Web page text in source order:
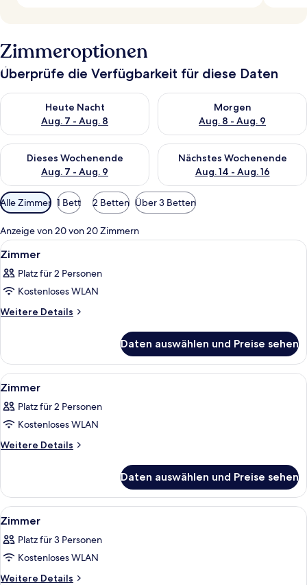
Zimmeroptionen
Überprüfe die Verfügbarkeit für diese Daten
Heute Nacht
Aug. 7 - Aug. 8
Überprüfe die Verfügbarkeit für heute Nacht, Aug. 7 - Aug. 8.
Morgen
Aug. 8 - Aug. 9
Überprüfe die Verfügbarkeit
Dieses Wochenende
Aug. 7 - Aug. 9
Überprüfe die Verfügbarkeit für dieses Wochenende, Aug. 7
Nächstes Wochenende
Aug. 14 - Aug. 16
Überprüfe die Verfügbarkeit
Verfügbare
Filter
für
Zimmer
Alle Zimmer 1 Bett 2 Betten Über 3 Betten
Anzeige von 20 von 20 Zimmern
Alle
Fotos
für
Zimmer
anzeigen
Ein geräumiges Hotelzimmer mit
4
Zimmer
Platz für 2 Personen
Kostenloses WLAN
Weitere Details
Weitere
Daten auswählen und Preise sehen
Alle
Fotos
für
Zimmer
anzeigen
Ein Hotelzimmer mit einem großen
6
Zimmer
Platz für 2 Personen
Kostenloses WLAN
Weitere Details
Weitere
Daten auswählen und Preise sehen
Alle
Fotos
für
Zimmer
anzeigen
Ein modernes Schlafzimmer mit
10
Zimmer
Platz für 3 Personen
Kostenloses WLAN
Weitere Details
Weitere